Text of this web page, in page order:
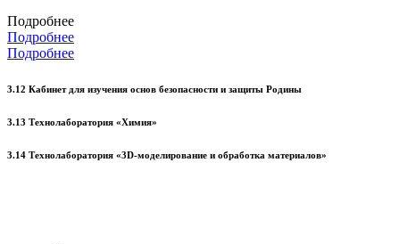
Подробнее
Подробнее
Подробнее
3.12 Кабинет для изучения основ безопасности и защиты Родины
3.13 Технолаборатория «Химия»
3.14 Технолаборатория «3D-моделирование и обработка материалов»